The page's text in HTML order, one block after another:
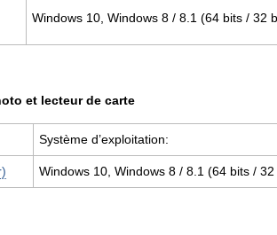
Windows 10, Windows 8 / 8.1 (64 bits / 32
et lecteur de carte
Système d’exploitation:
Windows 10, Windows 8 / 8.1 (64 bits / 32